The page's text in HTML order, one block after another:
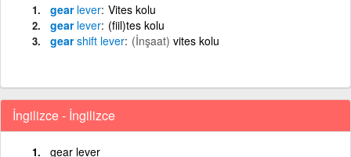
gear lever Vites kolu
gear lever (fiil)tes kolu
gearshift lever (İnşaat) vites kolu
İngilizce - İngilizce
gear lever